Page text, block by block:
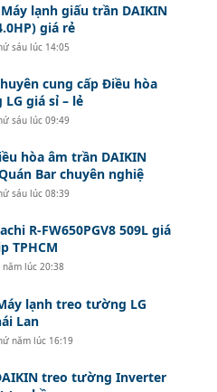
lạnh giấu trần DAIKIN
giá rẻ
sáu lúc 14:05
cung cấp Điều hòa
giá sỉ – lẻ
sáu lúc 09:49
hòa âm trần DAIKIN
Bar chuyên nghiệ
sáu lúc 08:39
R-FW650PGV8 509L giá
TPHCM
năm lúc 20:38
lạnh treo tường LG
Lan
năm lúc 16:19
treo tường Inverter